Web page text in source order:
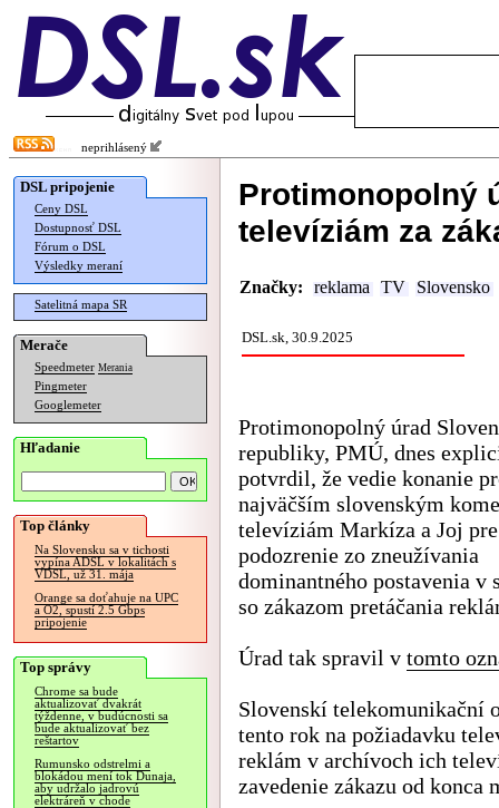
neprihlásený
DSL pripojenie
Ceny DSL
Dostupnosť DSL
Fórum o DSL
Výsledky meraní
Satelitná mapa SR
Merače
Speedmeter Merania
Pingmeter
Googlemeter
Hľadanie
Top články
Na Slovensku sa v tichosti
vypína ADSL v lokalitách s
VDSL, už 31. mája
Orange sa doťahuje na UPC
a O2, spustí 2.5 Gbps
pripojenie
Top správy
Chrome sa bude
aktualizovať dvakrát
týždenne, v budúcnosti sa
bude aktualizovať bez
reštartov
Rumunsko odstrelmi a
blokádou mení tok Dunaja,
aby udržalo jadrovú
elektráreň v chode
Protimonopolný
televíziám za
Značky: reklama TV Slovensko
DSL.sk, 30.9.2025
Protimonopolný úrad
republiky, PMÚ, dnes
potvrdil, že vedie konanie
najväčším slovenským
televíziám Markíza a Joj pre
podozrenie zo zneužívania
dominantného postavenia v
so zákazom pretáčania
Úrad tak spravil v tomto
Slovenskí telekomunikační
tento rok na požiadavku
reklám v archívoch ich
zavedenie zákazu od